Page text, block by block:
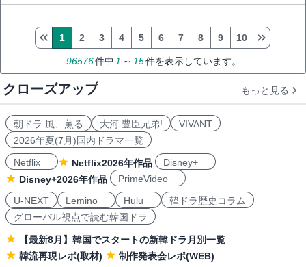
96576件中 1 ～ 15件を表示しています。
1 2 3 4 5 6 7 8 9 10
クローズアップ もっと見る
朝ドラ:風、薫る 大河:豊臣兄弟!
VIVANT
2026年夏(7月)国内ドラマ一覧
Netflix
Netflix2026年作品
Disney+
Disney+2026年作品
PrimeVideo
U-NEXT
Lemino Hulu
韓ドラ歴史コラム
グローバル視点で読む韓国ドラ
【最新8月】韓国でスタートの新韓ドラ月別一覧
韓流再現レポ(取材)
制作発表会レポ(WEB)